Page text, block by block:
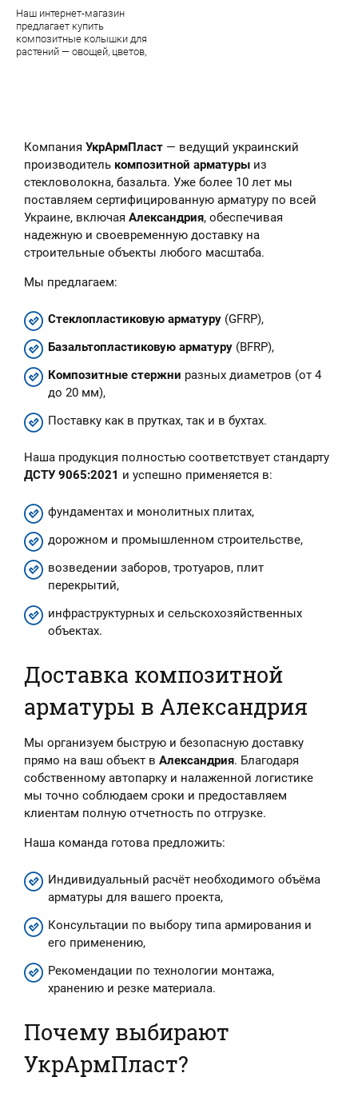
Наш интернет-магазин
предлагает купить
композитные колышки для
растений — овощей, цветов,
Компания УкрАрмПласт — ведущий украинский
производитель композитной арматуры из
стекловолокна, базальта. Уже более 10 лет мы
поставляем сертифицированную арматуру по всей
Украине, включая Александрия, обеспечивая
надежную и своевременную доставку на
строительные объекты любого масштаба.
Мы предлагаем:
Стеклопластиковую арматуру (GFRP),
Базальтопластиковую арматуру (BFRP),
Композитные стержни разных диаметров (от 4
до 20 мм),
Поставку как в прутках, так и в бухтах.
Наша продукция полностью соответствует стандарту
ДСТУ 9065:2021 и успешно применяется в:
фундаментах и монолитных плитах,
дорожном и промышленном строительстве,
возведении заборов, тротуаров, плит
перекрытий,
инфраструктурных и сельскохозяйственных
объектах.
Доставка композитной
арматуры в Александрия
Мы организуем быструю и безопасную доставку
прямо на ваш объект в Александрия. Благодаря
собственному автопарку и налаженной логистике
мы точно соблюдаем сроки и предоставляем
клиентам полную отчетность по отгрузке.
Наша команда готова предложить:
Индивидуальный расчёт необходимого объёма
арматуры для вашего проекта,
Консультации по выбору типа армирования и
его применению,
Рекомендации по технологии монтажа,
хранению и резке материала.
Почему выбирают
УкрАрмПласт?